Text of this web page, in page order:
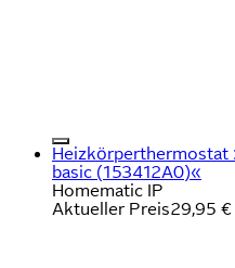
basic (153412A0)«
Homematic IP
Aktueller Preis29,95 €